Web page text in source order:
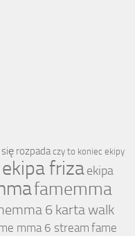
rozpadaczy to koniec ekipy
ekipa frizaekipa
famemma
6 karta walk
mma 6 stream fame